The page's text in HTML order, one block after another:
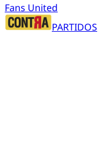
Fans United
PARTIDOS